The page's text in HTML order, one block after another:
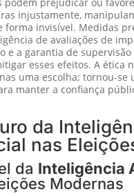
injustamente,
forma invisível. Medidas
de avaliações de
e a garantia de supervisão
esses efeitos. A ética
uma escolha; tornou-se
manter a confiança
da
nas
da Inteligência
Modernas